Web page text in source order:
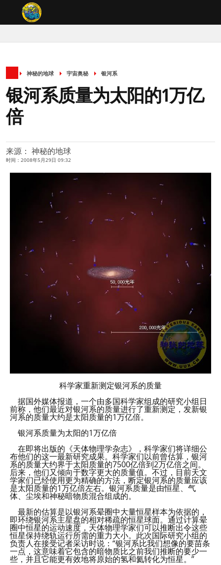
神秘的地球 宇宙奥秘 银河系
银河系质量为太阳的1万亿
倍
来源： 神秘的地球
时间：2008年5月29日 09:32
科学家重新测定银河系的质量
据国外媒体报道，一个由多国科学家组成的研究小组日
前称，他们最近对银河系的质量进行了重新测定，发新银
河系的质量大约是太阳质量的1万亿倍。
银河系质量为太阳的1万亿倍
在即将出版的《天体物理学杂志》，科学家们将详细公
布他们的这一最新研究成果。科学家们以前曾估算，银河
系的质量大约界于太阳质量的7500亿倍到2万亿倍之间。
后来，他们又倾向于数字更大的质量值。不过，目前天文
学家们已经使用更为精确的方法，断定银河系的质量应该
是太阳质量的1万亿倍左右。银河系质量是由恒星、气
体、尘埃和神秘暗物质混合组成的。
最新的估算是以银河系晕圈中大量恒星样本为依据的，
即环绕银河系主星盘的相对稀疏的恒星球面。通过计算晕
圈中恒星的运动速度，天体物理学家们可以推断出令这些
恒星保持绕轨运行所需的重力大小。此次国际研究小组的
负责人在接受记者采访时说：“银河系比我们想像的要苗条
一点，这意味着它包含的暗物质比之前我们推断的要少一
些，并且它能更有效地将原始的氢和氦转化为恒星。”